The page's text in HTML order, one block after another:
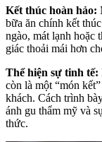
Kết thúc hoàn hảo:
bữa ăn chính kết
ngào, mát lạnh hoặc
giác thoải mái hơn
Thể hiện sự tinh tế:
còn là một “món
khách. Cách trình
ánh gu thẩm mỹ và
thức.